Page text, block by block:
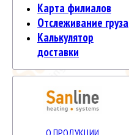
Карта филиалов
Отслеживание груза
Калькулятор
доставки